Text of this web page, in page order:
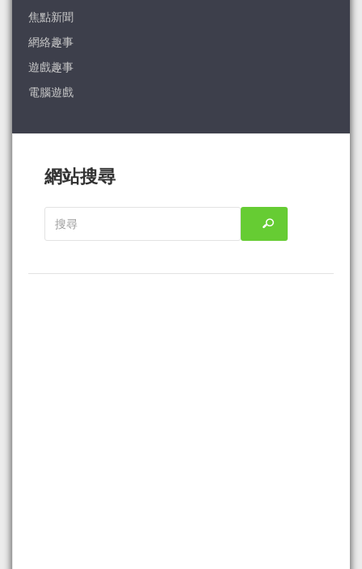
焦點新聞
網絡趣事
遊戲趣事
電腦遊戲
網站搜尋